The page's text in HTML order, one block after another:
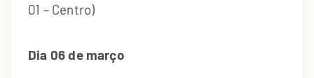
01 – Centro)
Dia 06 de março